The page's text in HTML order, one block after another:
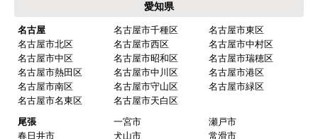
次に何か交換タイミングが来たら、一番の候補先
業者さんです。
ピングーヒサコさん
2025年10月30日 14:53
欲しい商品をスムーズに注文できましたか？
愛知県
名古屋 名古屋市千種区
名古屋市東区
名古屋市北区
名古屋市西区
名古屋市中村区
名古屋市中区
名古屋市昭和区
名古屋市瑞穂区
名古屋市熱田区
名古屋市中川区
名古屋市港区
名古屋市南区
名古屋市守山区
名古屋市緑区
名古屋市名東区
名古屋市天白区
尾張
一宮市
瀬戸市
春日井市
犬山市
常滑市